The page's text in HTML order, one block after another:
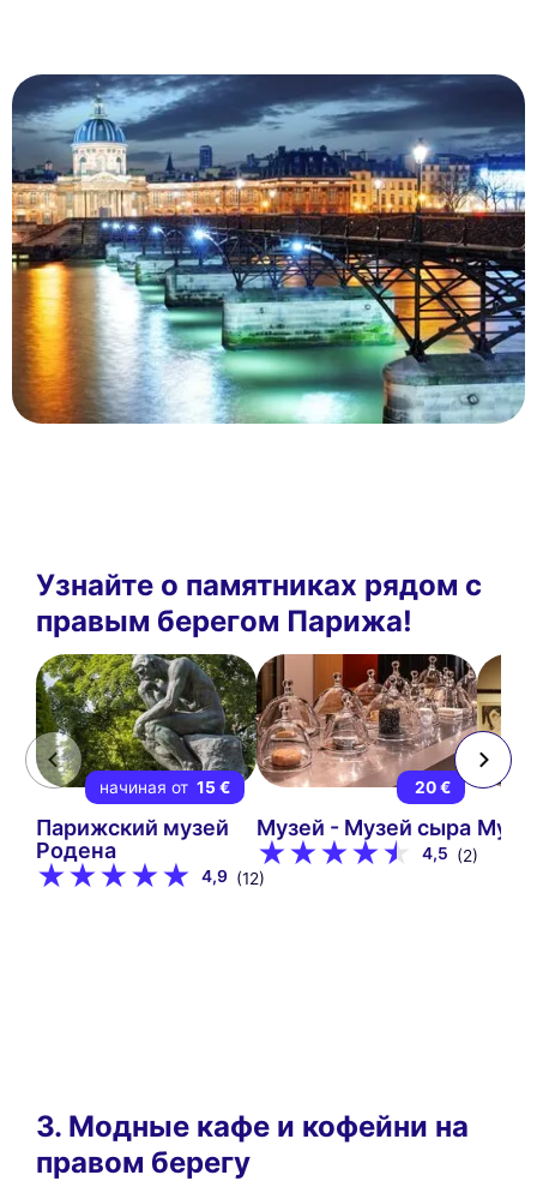
Узнайте о памятниках рядом с
правым берегом Парижа!
начиная от 15 €
Парижский музей
Родена
4,9 (12)
20 €
Музей - Музей сыра
4,5 (2)
3. Модные кафе и кофейни на
правом берегу